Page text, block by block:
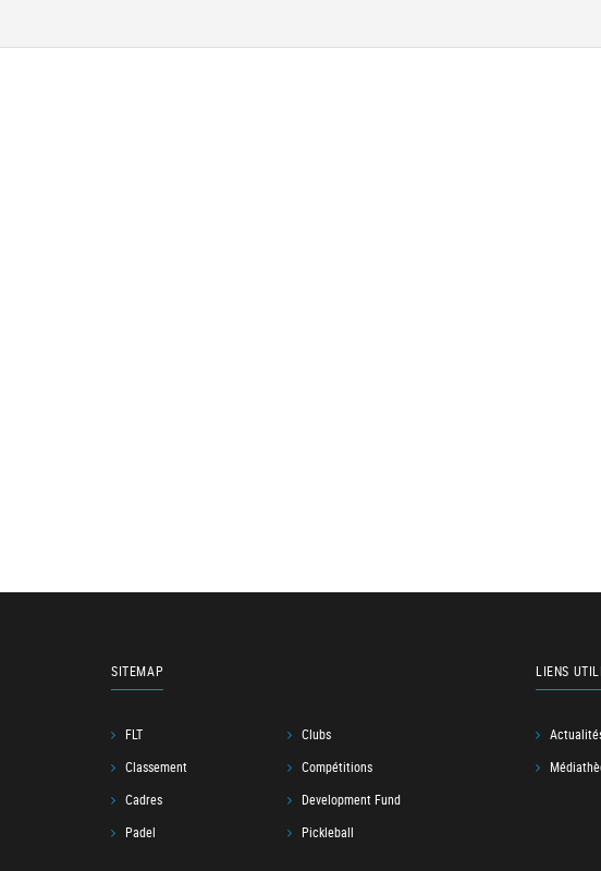
SITEMAP
FLT
Clubs
Classement
Compétitions
Cadres
Development Fund
Padel
Pickleball
LIENS